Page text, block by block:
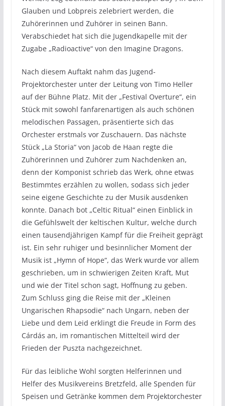
Glauben und Lobpreis zelebriert werden, die
Zuhörerinnen und Zuhörer in seinen Bann.
Verabschiedet hat sich die Jugendkapelle mit der
Zugabe „Radioactive“ von den Imagine Dragons.
Nach diesem Auftakt nahm das Jugend-
Projektorchester unter der Leitung von Timo Heller
auf der Bühne Platz. Mit der „Festival Overture“, ein
Stück mit sowohl fanfarenartigen als auch schönen
melodischen Passagen, präsentierte sich das
Orchester erstmals vor Zuschauern. Das nächste
Stück „La Storia“ von Jacob de Haan regte die
Zuhörerinnen und Zuhörer zum Nachdenken an,
denn der Komponist schrieb das Werk, ohne etwas
Bestimmtes erzählen zu wollen, sodass sich jeder
seine eigene Geschichte zu der Musik ausdenken
konnte. Danach bot „Celtic Ritual“ einen Einblick in
die Gefühlswelt der keltischen Kultur, welche durch
einen tausendjährigen Kampf für die Freiheit geprägt
ist. Ein sehr ruhiger und besinnlicher Moment der
Musik ist „Hymn of Hope“, das Werk wurde vor allem
geschrieben, um in schwierigen Zeiten Kraft, Mut
und wie der Titel schon sagt, Hoffnung zu geben.
Zum Schluss ging die Reise mit der „Kleinen
Ungarischen Rhapsodie“ nach Ungarn, neben der
Liebe und dem Leid erklingt die Freude in Form des
Cárdás an, im romantischen Mittelteil wird der
Frieden der Puszta nachgezeichnet.
Für das leibliche Wohl sorgten Helferinnen und
Helfer des Musikvereins Bretzfeld, alle Spenden für
Speisen und Getränke kommen dem Projektorchester